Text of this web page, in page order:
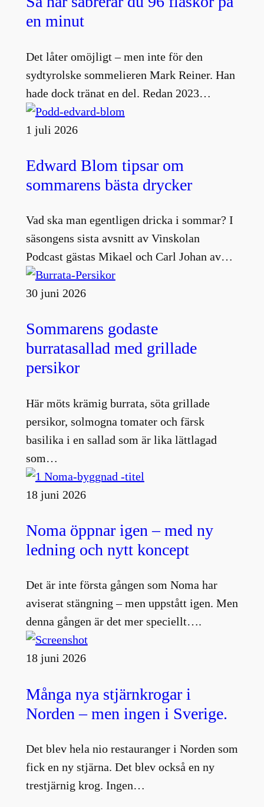
en minut
Det låter omöjligt – men inte för den
sydtyrolske sommelieren Mark Reiner. Han
hade dock tränat en del. Redan 2023…
1 juli 2026
Edward Blom tipsar om
sommarens bästa drycker
Vad ska man egentligen dricka i sommar? I
säsongens sista avsnitt av Vinskolan
Podcast gästas Mikael och Carl Johan av…
30 juni 2026
Sommarens godaste
burratasallad med grillade
persikor
Här möts krämig burrata, söta grillade
persikor, solmogna tomater och färsk
basilika i en sallad som är lika lättlagad
som…
18 juni 2026
Noma öppnar igen – med ny
ledning och nytt koncept
Det är inte första gången som Noma har
aviserat stängning – men uppstått igen. Men
denna gången är det mer speciellt….
18 juni 2026
Många nya stjärnkrogar i
Norden – men ingen i Sverige.
Det blev hela nio restauranger i Norden som
fick en ny stjärna. Det blev också en ny
trestjärnig krog. Ingen…